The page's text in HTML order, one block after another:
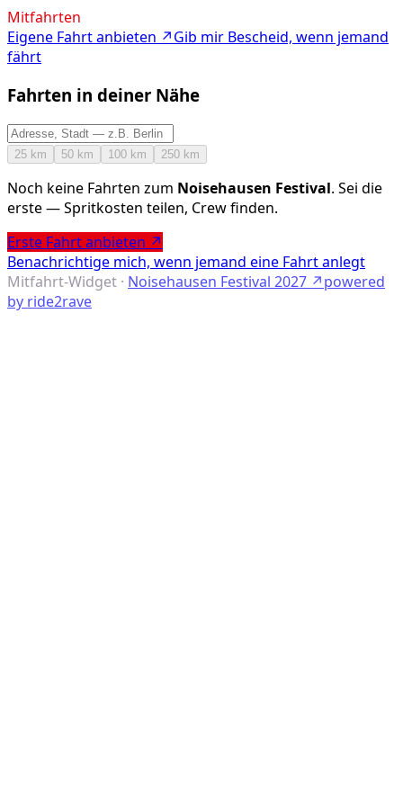
Mitfahrten
Eigene Fahrt anbieten ↗Gib mir Bescheid, wenn jemand
fährt
Fahrten in deiner Nähe
25 km 50 km 100 km 250 km
Noch keine Fahrten zum Noisehausen Festival. Sei die
erste — Spritkosten teilen, Crew finden.
Erste Fahrt anbieten ↗
Benachrichtige mich, wenn jemand eine Fahrt anlegt
Mitfahrt-Widget · Noisehausen Festival 2027 ↗powered
by ride2rave